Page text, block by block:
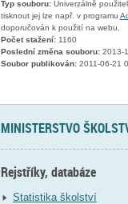
Typ souboru:Univerzálně
tisknout jej lze např. v programu
doporučován k použití na webu.
Počet stažení:1160
Poslední změna souboru:2013-
Soubor publikován:2011-06-21
MINISTERSTVO
Rejstříky, databáze
Statistika školství